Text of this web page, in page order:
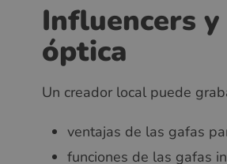
Influencers
óptica
Un creador local puede
ventajas de las gafas
funciones de las gafas